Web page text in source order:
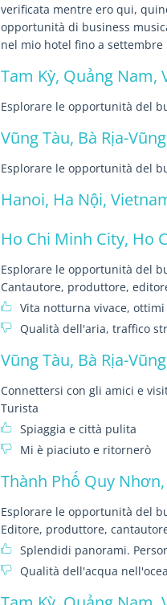
verificata mentre ero qui,
opportunità di business
nel mio hotel fino a settembre
Tam Kỳ, Quảng Nam,
Esplorare le opportunità del
Vũng Tàu, Bà Rịa-
Esplorare le opportunità del
Hanoi, Ha Nội,
Ho Chi Minh City, Ho
Esplorare le opportunità del
Cantautore, produttore,
Vita notturna vivace,
Qualità dell'aria, traffico
Vũng Tàu, Bà Rịa-
Connettersi con gli amici e
Turista
Spiaggia e città pulita
Mi è piaciuto e ritornerò
Thành Phố Quy
Esplorare le opportunità del
Editore, produttore,
Splendidi panorami.
Qualità dell'acqua